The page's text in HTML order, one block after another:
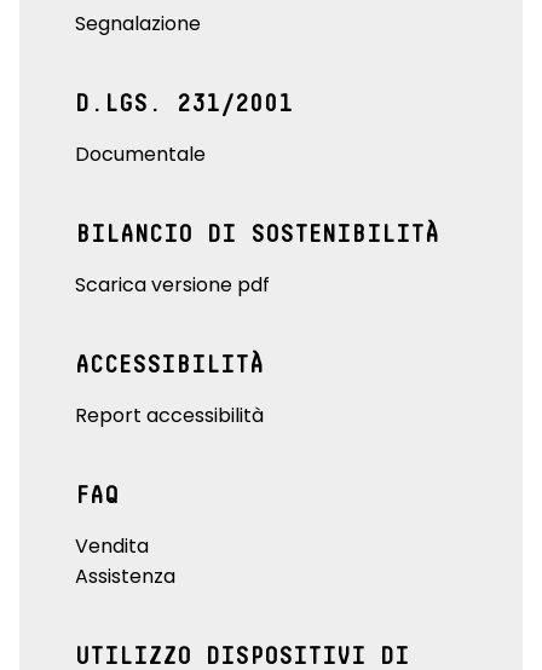
Segnalazione
D.LGS. 231/2001
Documentale
BILANCIO DI SOSTENIBILITÀ
Scarica versione pdf
ACCESSIBILITÀ
Report accessibilità
FAQ
Vendita
Assistenza
UTILIZZO DISPOSITIVI DI